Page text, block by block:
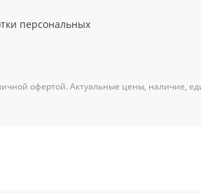
персональных
офертой. Актуальные цены, наличие,